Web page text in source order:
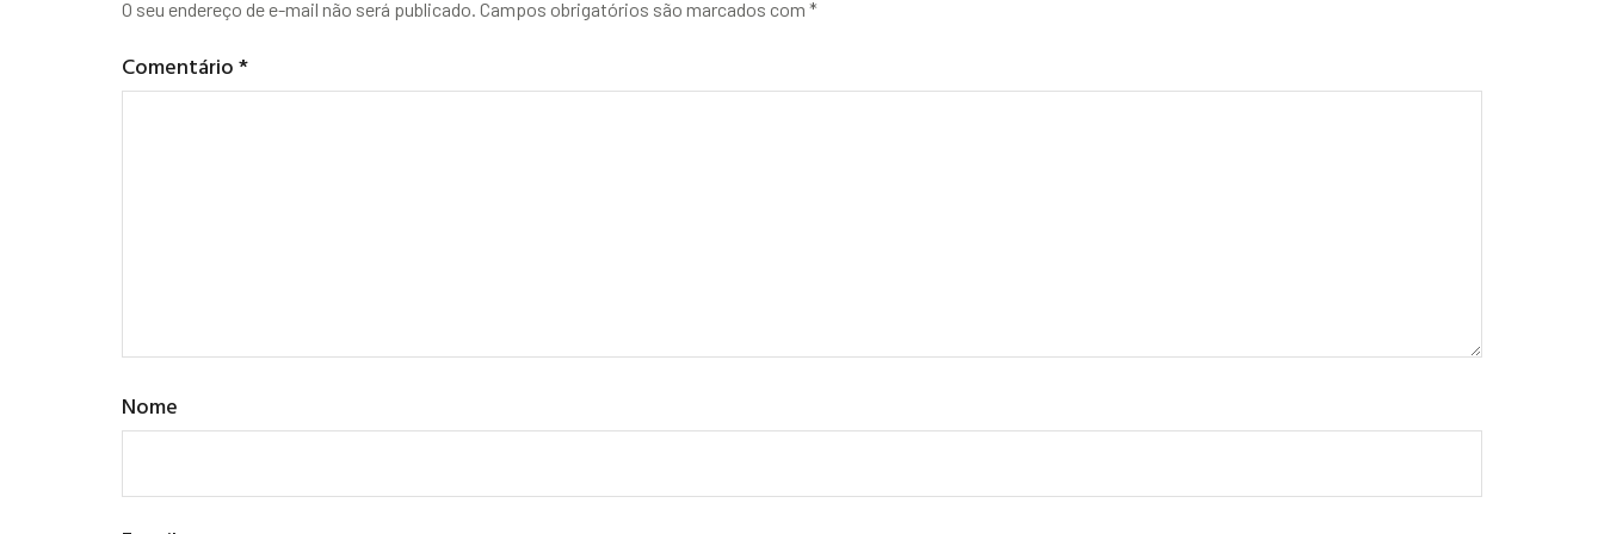
O seu endereço de e-mail não será publicado. Campos obrigatórios são marcados com *
Comentário*
Nome